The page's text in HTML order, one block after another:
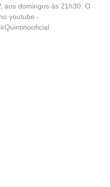
aos domingos às 21h30. O
youtube -